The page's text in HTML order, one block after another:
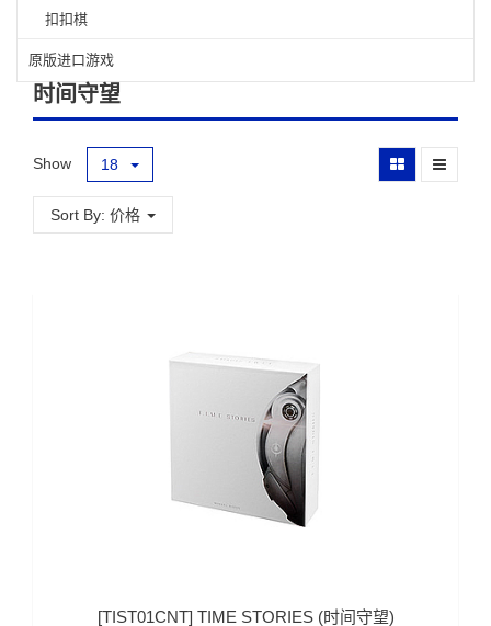
扣扣棋
原版进口游戏
时间守望
Show 18
Sort By: 价格
[TIST01CNT] TIME STORIES (时间守望)